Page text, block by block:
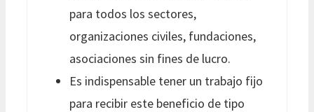
para todos los sectores,
organizaciones civiles, fundaciones,
asociaciones sin fines de lucro.
Es indispensable tener un trabajo fijo
para recibir este beneficio de tipo